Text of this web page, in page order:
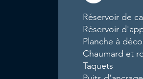
Réservoir de
Réservoir
Planche à
Chaumard et
Taquets